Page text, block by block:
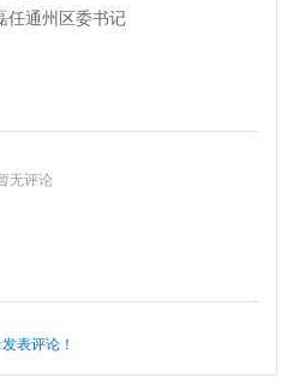
任通州区委书记
无评论
表评论！